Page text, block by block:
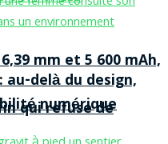
mm et 5 600 mAh,
qui refuse de
delà du design,
numérique